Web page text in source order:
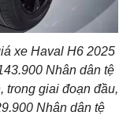
xe Haval H6 2025
Nhân dân tệ
trong giai đoạn đầu,
Nhân dân tệ